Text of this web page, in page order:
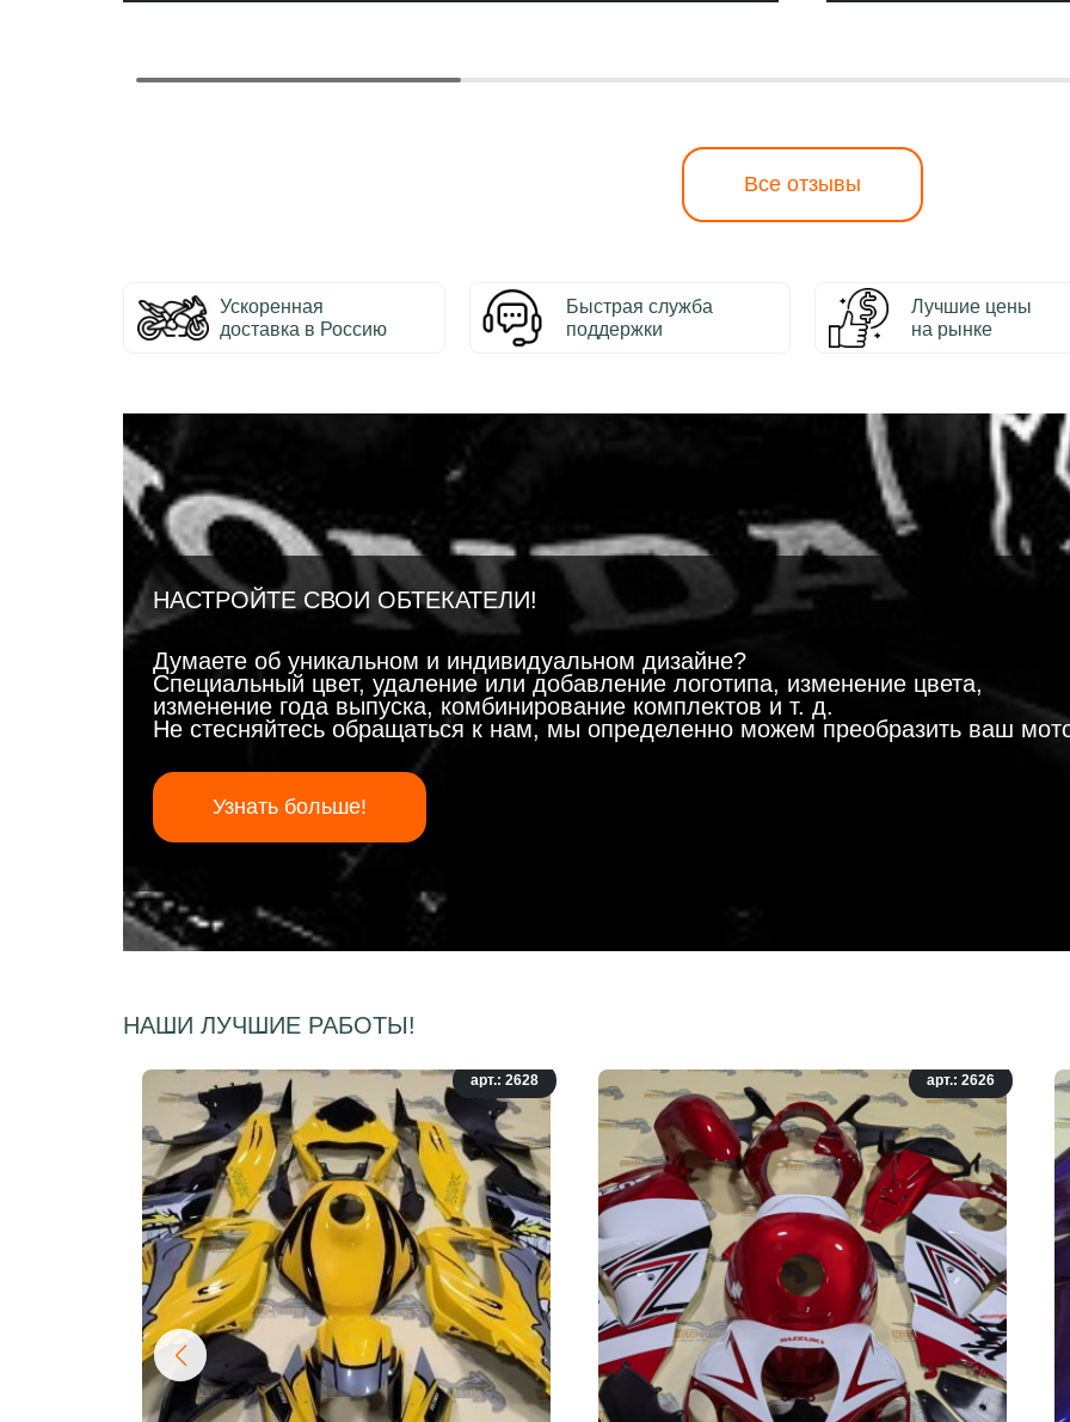
Все отзывы
Ускоренная
доставка в Россию
Быстрая служба
поддержки
Лучшие цены
на рынке
НАСТРОЙТЕ СВОИ ОБТЕКАТЕЛИ!
Думаете об уникальном и индивидуальном дизайне?
Специальный цвет, удаление или добавление логотипа, изменение цвета,
изменение года выпуска, комбинирование комплектов и т. д.
Не стесняйтесь обращаться к нам, мы определенно можем преобразить ваш
Узнать больше!
НАШИ ЛУЧШИЕ РАБОТЫ!
арт.: 2628 арт.: 2626